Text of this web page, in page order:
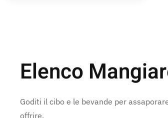
Elenco
Goditi il cibo e le bevande per
offrire.